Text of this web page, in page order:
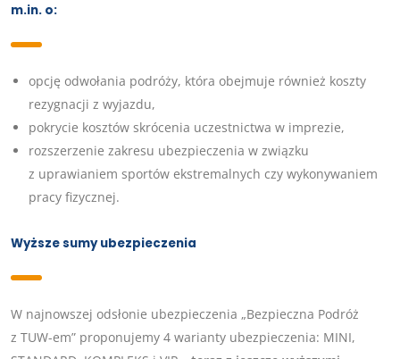
m.in. o:
opcję odwołania podróży, która obejmuje również koszty
rezygnacji z wyjazdu,
pokrycie kosztów skrócenia uczestnictwa w imprezie,
rozszerzenie zakresu ubezpieczenia w związku
z uprawianiem sportów ekstremalnych czy wykonywaniem
pracy fizycznej.
Wyższe sumy ubezpieczenia
W najnowszej odsłonie ubezpieczenia „Bezpieczna Podróż
z TUW-em” proponujemy 4 warianty ubezpieczenia: MINI,